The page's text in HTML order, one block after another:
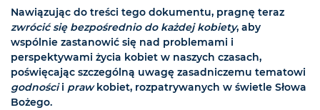
Nawiązując do treści tego dokumentu, pragnę teraz
zwrócić się bezpośrednio do każdej kobiety, aby
wspólnie zastanowić się nad problemami i
perspektywami życia kobiet w naszych czasach,
poświęcając szczególną uwagę zasadniczemu tematowi
godnościi prawkobiet, rozpatrywanych w świetle Słowa
Bożego.